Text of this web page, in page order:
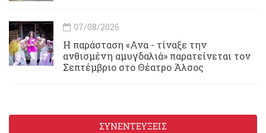
07/08/2026
Η παράσταση «Ανα - τίναξε την
ανθισμένη αμυγδαλιά» παρατείνεται τον
Σεπτέμβριο στο Θέατρο Άλσος
ΣΥΝΕΝΤΕΥΞΕΙΣ